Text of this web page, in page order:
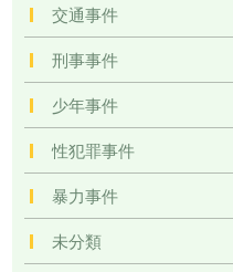
交通事件
刑事事件
少年事件
性犯罪事件
暴力事件
未分類